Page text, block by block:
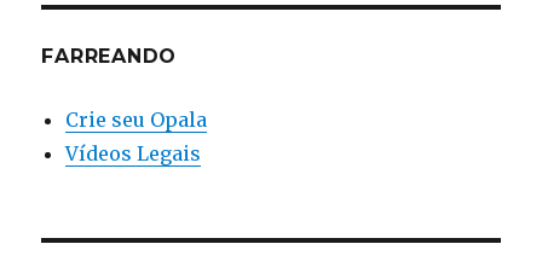
FARREANDO
Crie seu Opala
Vídeos Legais